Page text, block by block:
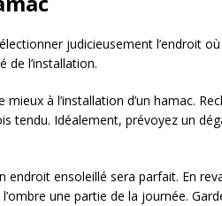
judicieusement l’endroit
l’installation.
à l’installation d’un hamac.
Idéalement, prévoyez un
endroit ensoleillé sera parfait. En
une partie de la journée.